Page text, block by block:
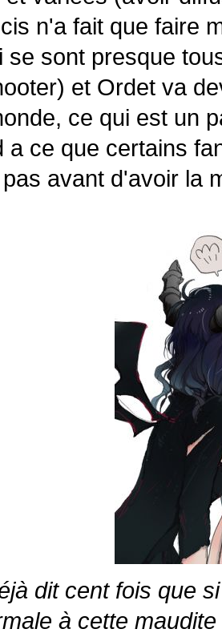
n'a fait que faire
se sont presque
et Ordet va
ce qui est un
a ce que certains
avant d'avoir la
dit cent fois que
à cette